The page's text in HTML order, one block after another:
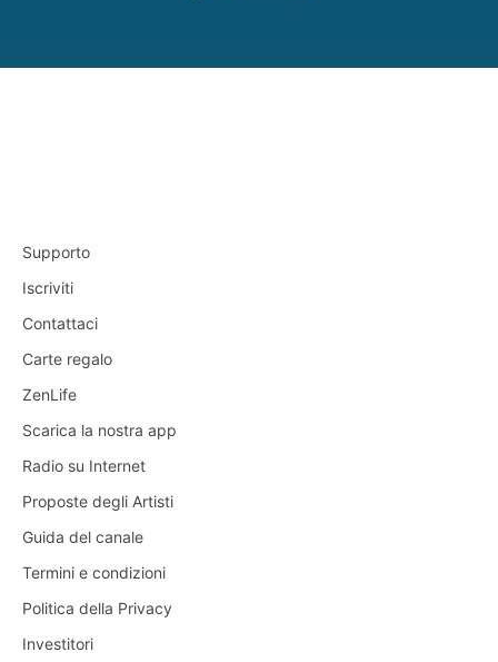
Supporto
Iscriviti
Contattaci
Carte regalo
ZenLife
Scarica la nostra app
Radio su Internet
Proposte degli Artisti
Guida del canale
Termini e condizioni
Politica della Privacy
Investitori